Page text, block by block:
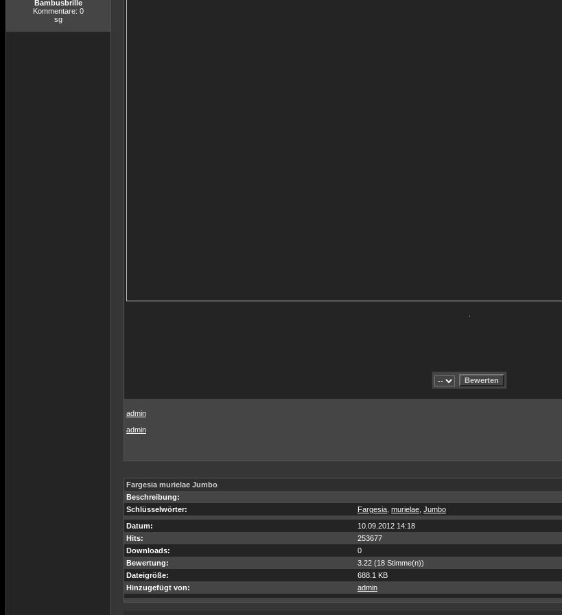
Bambusbrille
Kommentare: 0
sg
admin
admin
Fargesia murielae Jumbo
Beschreibung:
Schlüsselwörter:
Fargesia murielae Jumbo
Datum:
10.09.2012 14:18
Hits:
253677
Downloads:
0
Bewertung:
3.22 (18 Stimme(n))
Dateigröße:
688.1 KB
Hinzugefügt von:
admin